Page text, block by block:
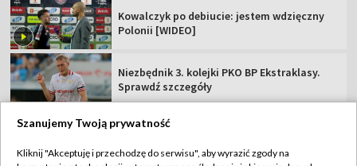
Kowalczyk po debiucie: jestem wdzięczny
Polonii [WIDEO]
Niezbędnik 3. kolejki PKO BP Ekstraklasy.
Sprawdź szczegóły
Szanujemy Twoją prywatność
Kliknij "Akceptuję i przechodzę do serwisu", aby wyrazić zgody na